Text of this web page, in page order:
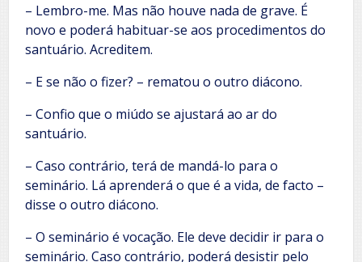
– Lembro-me. Mas não houve nada de grave. É
novo e poderá habituar-se aos procedimentos do
santuário. Acreditem.
– E se não o fizer? – rematou o outro diácono.
– Confio que o miúdo se ajustará ao ar do
santuário.
– Caso contrário, terá de mandá-lo para o
seminário. Lá aprenderá o que é a vida, de facto –
disse o outro diácono.
– O seminário é vocação. Ele deve decidir ir para o
seminário. Caso contrário, poderá desistir pelo